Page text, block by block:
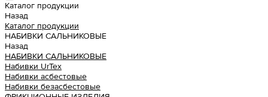
Каталог продукции
Назад
Каталог продукции
НАБИВКИ САЛЬНИКОВЫЕ
Назад
НАБИВКИ САЛЬНИКОВЫЕ
Набивки UrTex
Набивки асбестовые
Набивки безасбестовые